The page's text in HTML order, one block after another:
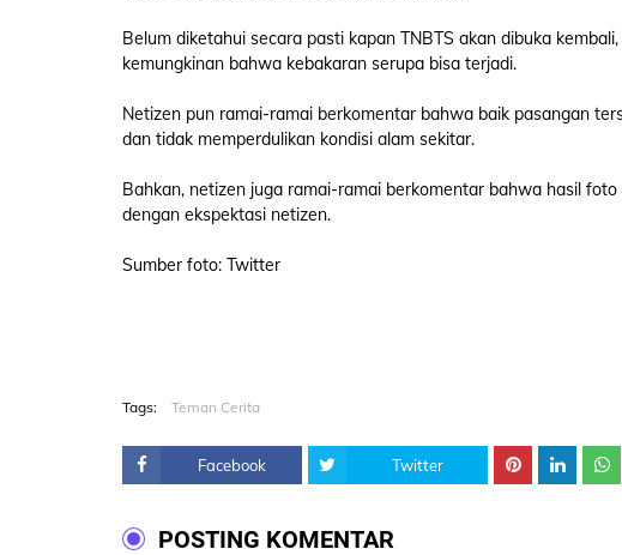
Belum diketahui secara pasti kapan TNBTS akan dibuka
kemungkinan bahwa kebakaran serupa bisa terjadi.
Netizen pun ramai-ramai berkomentar bahwa baik pasangan
dan tidak memperdulikan kondisi alam sekitar.
Bahkan, netizen juga ramai-ramai berkomentar bahwa hasil
dengan ekspektasi netizen.
Sumber foto: Twitter
Tags: Teman Cerita
Facebook Twitter
POSTING KOMENTAR